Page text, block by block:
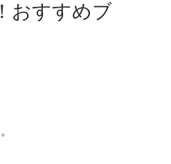
おすすめブ